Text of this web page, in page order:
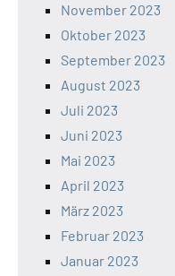
November 2023
Oktober 2023
September 2023
August 2023
Juli 2023
Juni 2023
Mai 2023
April 2023
März 2023
Februar 2023
Januar 2023